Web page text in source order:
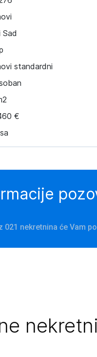
Sad
standardni
€
nekretnina će Vam